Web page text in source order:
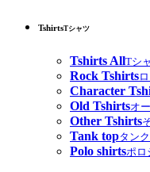
TshirtsTシャツ
Tshirts AllTシ
Rock Tshirts
Character
Old Tshirtsオ
Other Tshirts
Tank topタン
Polo shirtsポロ